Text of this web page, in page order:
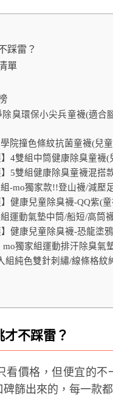
踩雷？
單
除臭環保小尖兵童襪(適
學院撞色條紋抗菌童襪(兒
】4雙組中筒健康除臭童
】5雙組健康除臭童襪混
組-mo獨家款!!登山襪/減
】健康兒童除臭襪-QQ紫(
組運動氣墊中筒/船短/高筒
】健康兒童除臭襪-恐龍塗
mo獨家組運動排汗除臭氣
組純色雙針刺繡/線條格
才不踩雷？
看價格，但便宜的
篩出來的，每一款